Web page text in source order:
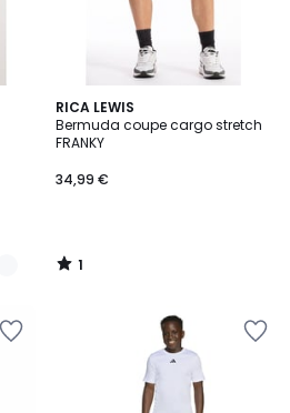
RICA LEWIS
Bermuda coupe cargo stretch
FRANKY
34,99 €
1
/
5
1
/